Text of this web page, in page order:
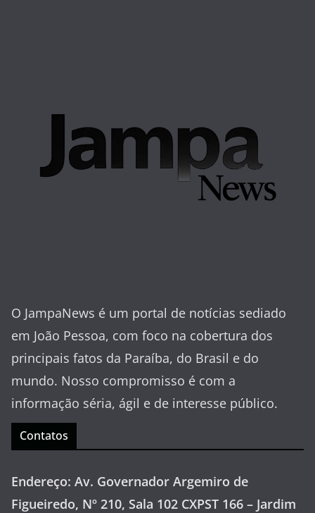
O JampaNews é um portal de notícias sediado
em João Pessoa, com foco na cobertura dos
principais fatos da Paraíba, do Brasil e do
mundo. Nosso compromisso é com a
informação séria, ágil e de interesse público.
Contatos
Endereço: Av. Governador Argemiro de
Figueiredo, Nº 210, Sala 102 CXPST 166 – Jardim